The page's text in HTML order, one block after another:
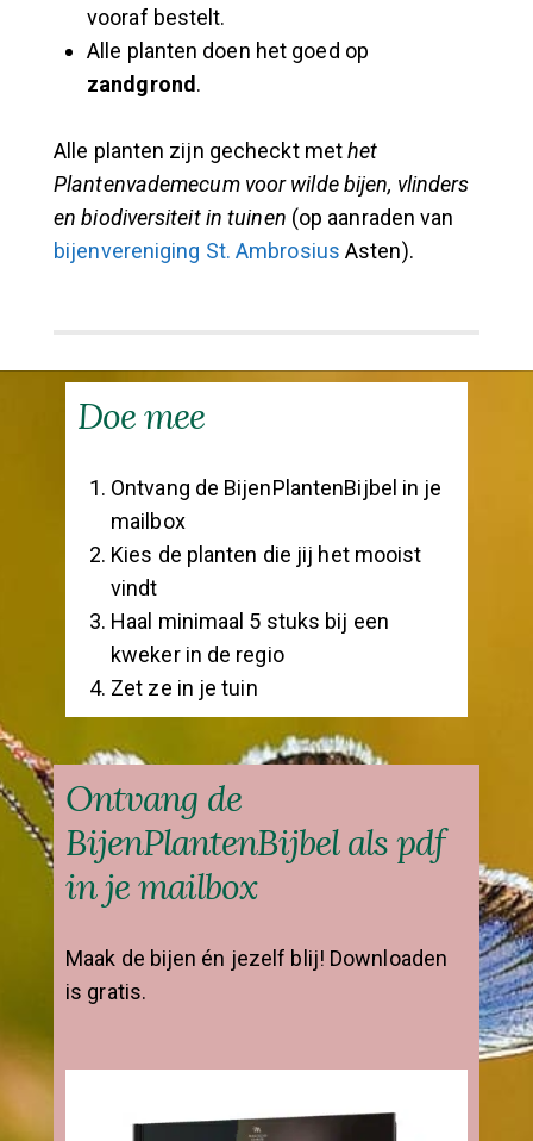
vooraf bestelt.
Alle planten doen het goed op
zandgrond .
Alle planten zijn gecheckt methet
Plantenvademecum voor wilde bijen, vlinders
en biodiversiteit in tuinen (op aanraden van
bijenvereniging St. Ambrosius Asten).
Doe mee
Ontvang de BijenPlantenBijbel in je
mailbox
Kies de planten die jij het mooist
vindt
Haal minimaal 5 stuks bij een
kweker in de regio
Zet ze in je tuin
Ontvang de
BijenPlantenBijbel als pdf
in je mailbox
Maak de bijen én jezelf blij! Downloaden
is gratis.